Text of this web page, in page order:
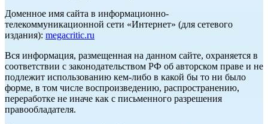
Доменное имя сайта в информационно-
телекоммуникационной сети «Интернет» (для сетевого
издания): megacritic.ru
Вся информация, размещенная на данном сайте, охраняется в
соответствии с законодательством РФ об авторском праве и не
подлежит использованию кем-либо в какой бы то ни было
форме, в том числе воспроизведению, распространению,
переработке не иначе как с письменного разрешения
правообладателя.